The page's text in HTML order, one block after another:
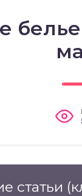
статьи